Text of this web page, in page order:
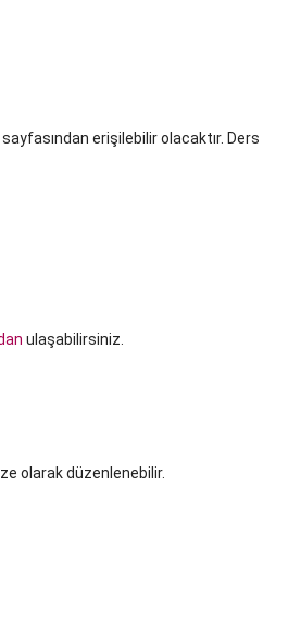
erişilebilir olacaktır. Ders
ulaşabilirsiniz.
olarak düzenlenebilir.